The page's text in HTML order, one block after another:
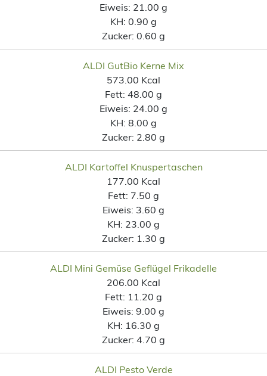
Eiweis: 21.00 g
KH: 0.90 g
Zucker: 0.60 g
ALDI GutBio Kerne Mix
573.00 Kcal
Fett: 48.00 g
Eiweis: 24.00 g
KH: 8.00 g
Zucker: 2.80 g
ALDI Kartoffel Knuspertaschen
177.00 Kcal
Fett: 7.50 g
Eiweis: 3.60 g
KH: 23.00 g
Zucker: 1.30 g
ALDI Mini Gemüse Geflügel Frikadelle
206.00 Kcal
Fett: 11.20 g
Eiweis: 9.00 g
KH: 16.30 g
Zucker: 4.70 g
ALDI Pesto Verde